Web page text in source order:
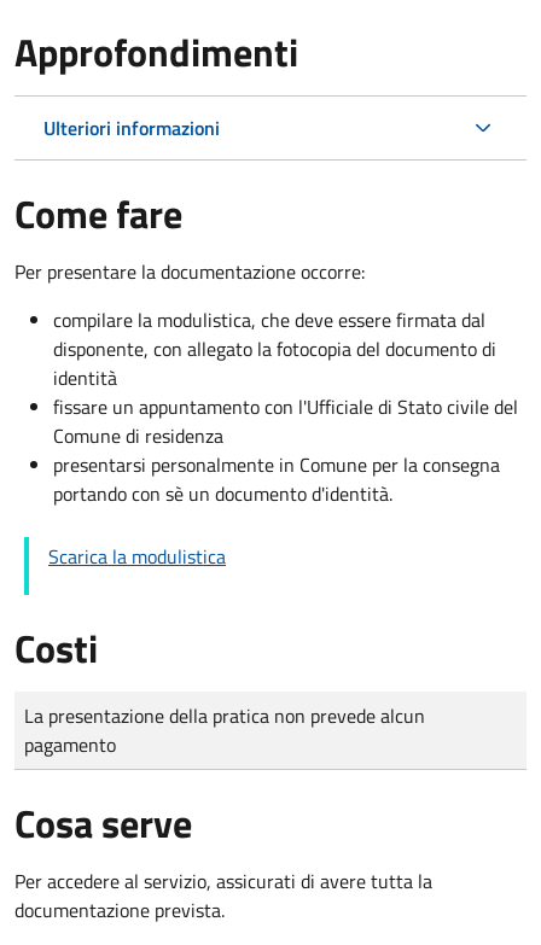
Approfondimenti
Ulteriori informazioni
Come fare
Per presentare la documentazione occorre:
compilare la modulistica, che deve essere firmata dal
disponente, con allegato la fotocopia del documento di
identità
fissare un appuntamento con l'Ufficiale di Stato civile del
Comune di residenza
presentarsi personalmente in Comune per la consegna
portando con sè un documento d'identità.
Scarica la modulistica
Costi
Tipo di pagamento
Importo
La presentazione della pratica non prevede alcun
pagamento
Cosa serve
Per accedere al servizio, assicurati di avere tutta la
documentazione prevista.